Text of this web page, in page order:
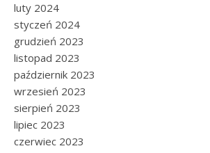
luty 2024
styczeń 2024
grudzień 2023
listopad 2023
październik 2023
wrzesień 2023
sierpień 2023
lipiec 2023
czerwiec 2023